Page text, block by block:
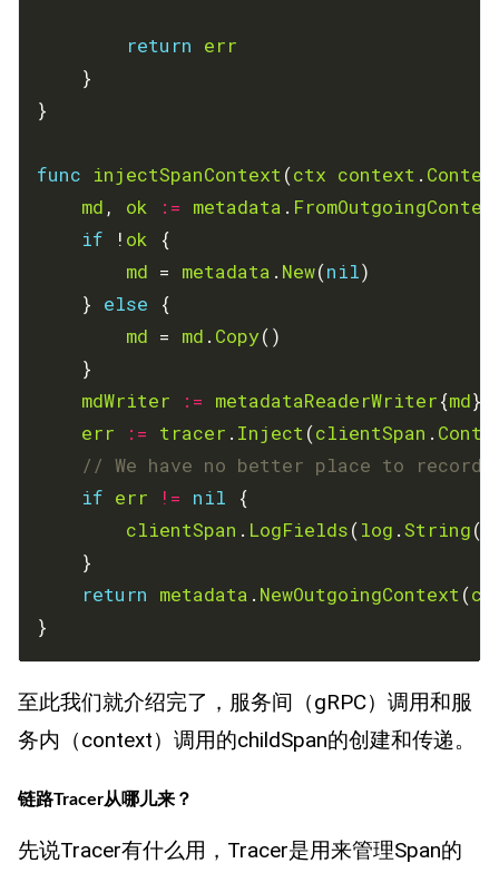
return err
func injectSpanContext(ctx context .
md , ok := metadata .
if ! ok
md = metadata . New(nil
	}
else
md = md . Copy
mdWriter
:= metadataReaderWriter{md
err
:= tracer . Inject(clientSpan .
// We have no better place to
if err != nil
clientSpan . LogFields(log .String(
return metadata . NewOutgoingContext(
}
至此我们就介绍完了，服务间（gRPC）调用和服
务内（context）调用的childSpan的创建和传递。
链路Tracer从哪儿来？
先说Tracer有什么用，Tracer是用来管理Span的